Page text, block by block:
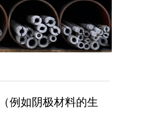
例如阴极材料的生